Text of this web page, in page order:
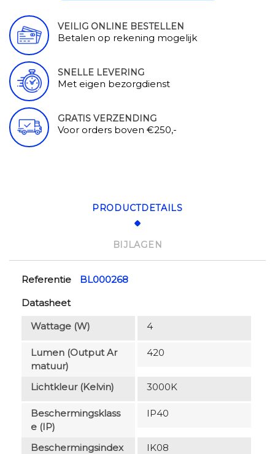
VEILIG ONLINE BESTELLEN
Betalen op rekening mogelijk
SNELLE LEVERING
Met eigen bezorgdienst
GRATIS VERZENDING
Voor orders boven €250,-
PRODUCTDETAILS
BIJLAGEN
Referentie
BL000268
Datasheet
Wattage (W)
4
Lumen (output Ar
Matuur)
420
Lichtkleur (Kelvin) 3000K
Beschermingsklass
E (IP)
IP40
Beschermingsindex
IK08